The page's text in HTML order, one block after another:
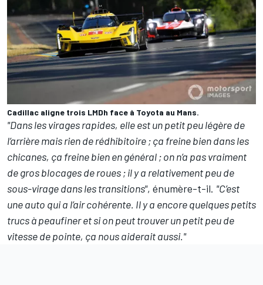
Cadillac aligne trois LMDh face à Toyota au Mans.
"Dans les virages rapides, elle est un petit peu légère de
l’arrière mais rien de rédhibitoire ; ça freine bien dans les
chicanes, ça freine bien en général ; on n’a pas vraiment
de gros blocages de roues ; il y a relativement peu de
sous-virage dans les transitions", énumère-t-il. "C’est
une auto qui a l’air cohérente. Il y a encore quelques petits
trucs à peaufiner et si on peut trouver un petit peu de
vitesse de pointe, ça nous aiderait aussi."